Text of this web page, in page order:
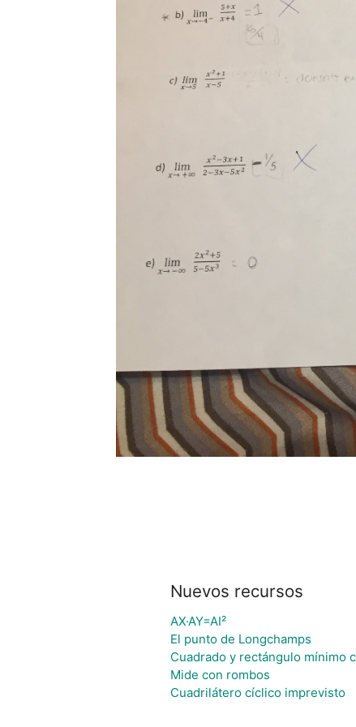
Nuevos recursos
AX·AY=AI²
El punto de Longchamps
Cuadrado y rectángulo mínimo
Mide con rombos
Cuadrilátero cíclico imprevisto